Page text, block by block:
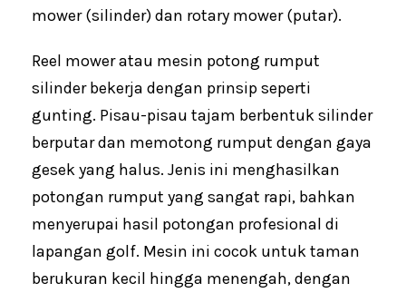
mower (silinder) dan rotary mower (putar).
Reel mower atau mesin potong rumput
silinder bekerja dengan prinsip seperti
gunting. Pisau-pisau tajam berbentuk silinder
berputar dan memotong rumput dengan gaya
gesek yang halus. Jenis ini menghasilkan
potongan rumput yang sangat rapi, bahkan
menyerupai hasil potongan profesional di
lapangan golf. Mesin ini cocok untuk taman
berukuran kecil hingga menengah, dengan